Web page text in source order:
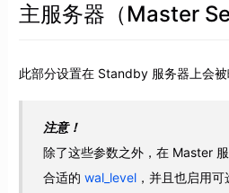
主服务器（Master
此部分设置在 Standby 服务器上会被
注意！
除了这些参数之外，在 Master
合适的wal_level ，并且也启用可